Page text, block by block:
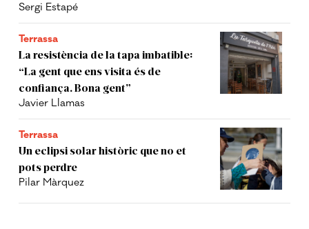
Sergi Estapé
Terrassa
La resistència de la tapa imbatible:
“La gent que ens visita és de
confiança. Bona gent”
Javier Llamas
Terrassa
Un eclipsi solar històric que no et
pots perdre
Pilar Màrquez